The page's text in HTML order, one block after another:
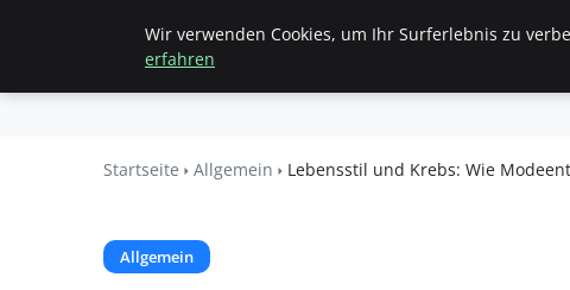
Beyond
Startseite
Startseite Allgemein Lebensstil und Krebs: Wie
Allgemein
Wir verwenden Cookies, um Ihr Surferlebnis zu
erfahren